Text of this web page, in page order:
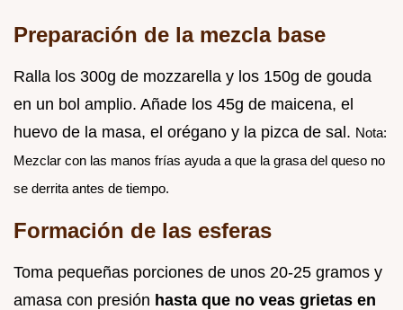
Preparación de la mezcla base
Ralla los 300g de mozzarella y los 150g de gouda
en un bol amplio. Añade los 45g de maicena, el
huevo de la masa, el orégano y la pizca de sal. Nota:
Mezclar con las manos frías ayuda a que la grasa del queso no
se derrita antes de tiempo.
Formación de las esferas
Toma pequeñas porciones de unos 20-25 gramos y
amasa con presión hasta que no veas grietas en